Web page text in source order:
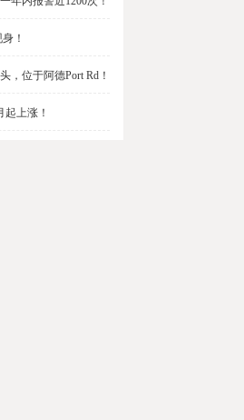
！
，位于阿德Port Rd！
上涨！